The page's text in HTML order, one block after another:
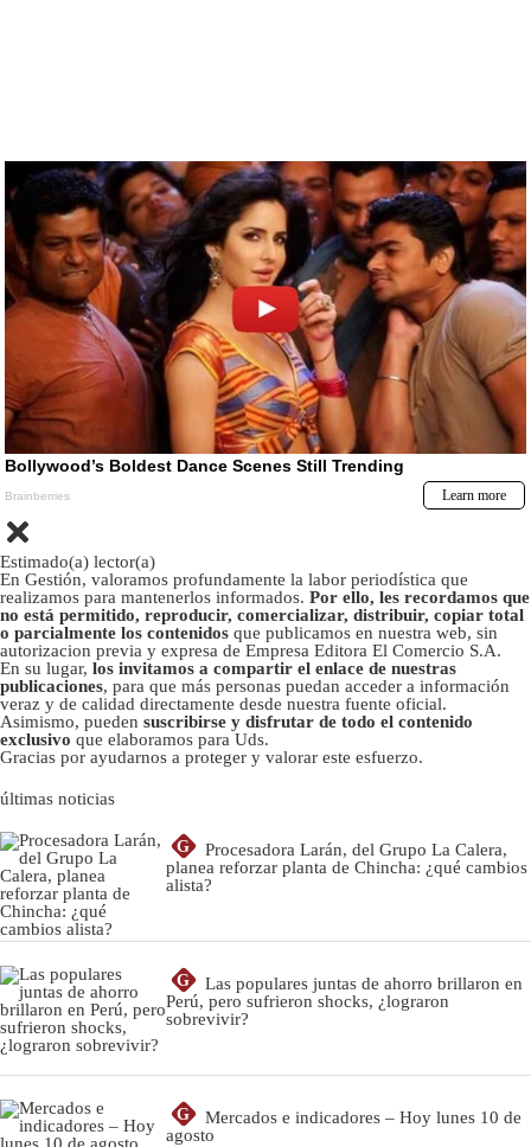
Estimado(a) lector(a)
En Gestión, valoramos profundamente la labor periodística que
realizamos para mantenerlos informados. Por ello, les recordamos que
no está permitido, reproducir, comercializar, distribuir, copiar total
o parcialmente los contenidos que publicamos en nuestra web, sin
autorizacion previa y expresa de Empresa Editora El Comercio S.A.
En su lugar, los invitamos a compartir el enlace de nuestras
publicaciones, para que más personas puedan acceder a información
veraz y de calidad directamente desde nuestra fuente oficial.
Asimismo, pueden suscribirse y disfrutar de todo el contenido
exclusivo que elaboramos para Uds.
Gracias por ayudarnos a proteger y valorar este esfuerzo.
últimas noticias
G
Procesadora Larán, del Grupo La Calera,
planea reforzar planta de Chincha: ¿qué cambios
alista?
G
Las populares juntas de ahorro brillaron en
Perú, pero sufrieron shocks, ¿lograron
sobrevivir?
G
Mercados e indicadores – Hoy lunes 10 de
agosto